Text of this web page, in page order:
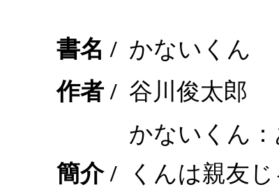
書名 / かないくん
作者 / 谷川俊太郎
簡介 /
かないくん
くんは親友